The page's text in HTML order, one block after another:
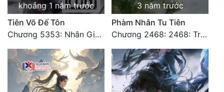
khoảng 1 năm trước
Tiên Võ Đế Tôn
Chương 5353: Nhân Gian Đạo (Đại kết cục) (2)
3 năm trước
Phàm Nhân Tu Tiên
Chương 2468: 2468: Trở Lại Vực Chủ Thành